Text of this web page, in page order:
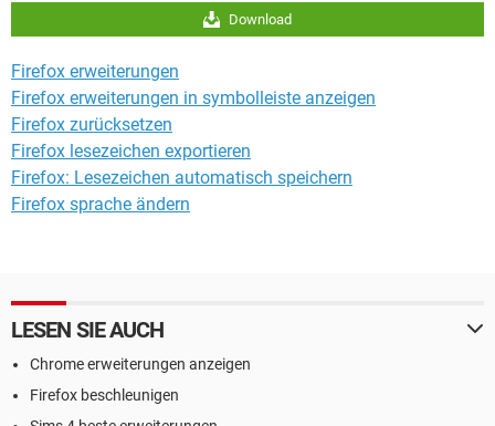
Download
Firefox erweiterungen
Firefox erweiterungen in symbolleiste anzeigen
Firefox zurücksetzen
Firefox lesezeichen exportieren
Firefox: Lesezeichen automatisch speichern
Firefox sprache ändern
LESEN SIE AUCH
Chrome erweiterungen anzeigen
Firefox beschleunigen